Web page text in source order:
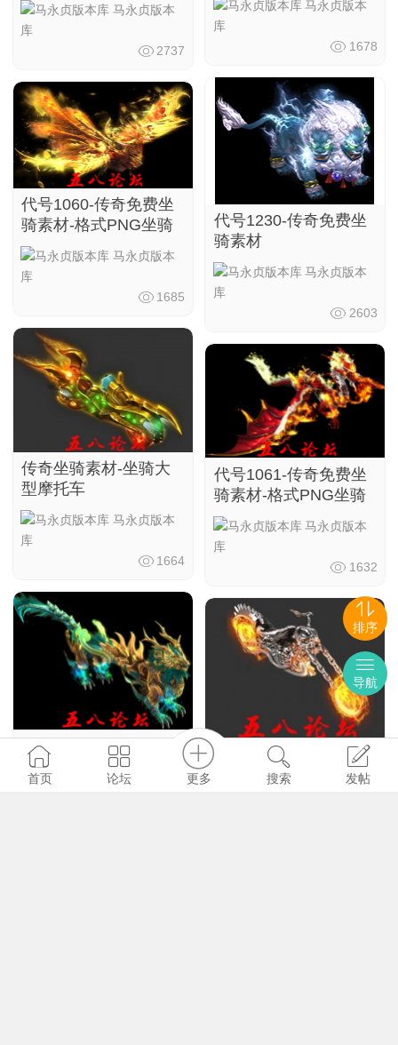
马永贞版本
库
2737
代号1060-传奇免费坐
骑素材-格式PNG坐骑
马永贞版本
库
1685
传奇坐骑素材-坐骑大
型摩托车
马永贞版本
库
1664
代号1062-传奇免费坐
骑素材-格式PNG坐骑
马永贞版本
库
1678
代号1230-传奇免费坐
骑素材
马永贞版本
库
2603
代号1061-传奇免费坐
骑素材-格式PNG坐骑
马永贞版本
库
1632
代号1234-传奇免费坐
骑素材-摩托车坐骑
首页 论坛 更多 搜索 发帖
排序
导航